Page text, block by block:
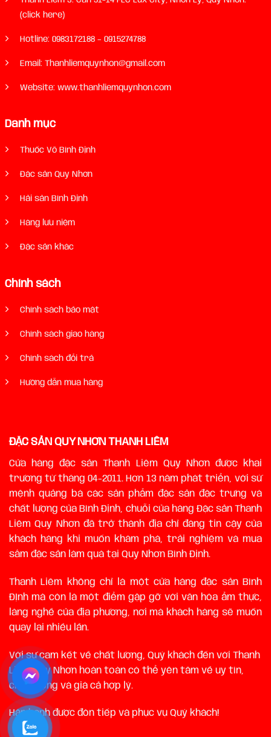
(click here)
Hotline: 0983172188 – 0915274788
Email: Thanhliemquynhon@gmail.com
Website: www.thanhliemquynhon.com
Danh mục
Thuốc Võ Bình Định
Đặc sản Quy Nhơn
Hải sản Bình Định
Hàng lưu niệm
Đặc sản khác
Chính sách
Chính sách bảo mật
Chính sách giao hàng
Chính sách đổi trả
Hướng dẫn mua hàng
ĐẶC SẢN QUY NHƠN THANH LIÊM
Cửa hàng đặc sản Thanh Liêm Quy Nhơn được khai
trương từ tháng 04-2011. Hơn 13 năm phát triển, với sứ
mệnh quảng bá các sản phẩm đặc sản đặc trưng và
chất lượng của Bình Định, chuỗi của hàng Đặc sản Thanh
Liêm Quy Nhơn đã trở thành địa chỉ đáng tin cậy của
khách hàng khi muốn khám phá, trải nghiệm và mua
sắm đặc sản làm quà tại Quy Nhơn Bình Định.
Thanh Liêm không chỉ là một cửa hàng đặc sản Bình
ĐỊnh mà còn là một điểm gặp gỡ với văn hóa ẩm thực,
làng nghề của địa phương, nơi mà khách hàng sẽ muốn
quay lại nhiều lần.
Với sự cam kết về chất lượng, Quý khách đến với Thanh
Liêm Quy Nhơn hoàn toàn có thể yên tâm về uy tín,
chất lượng và giá cả hợp lý.
Hân hạnh được đón tiếp và phục vụ Quý khách!